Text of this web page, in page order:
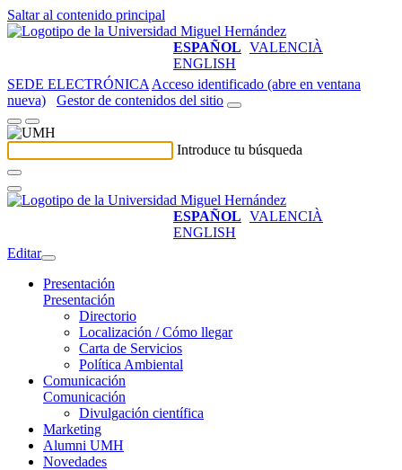
Saltar al contenido principal
ESPAÑOL VALENCIÀ
ENGLISH
SEDE ELECTRÓNICA Acceso identificado (abre en ventana
nueva)
Gestor de contenidos del sitio
Introduce tu búsqueda
ESPAÑOL VALENCIÀ
ENGLISH
Editar
Presentación
Presentación
Directorio
Localización / Cómo llegar
Carta de Servicios
Política Ambiental
Comunicación
Comunicación
Divulgación científica
Marketing
Alumni UMH
Novedades